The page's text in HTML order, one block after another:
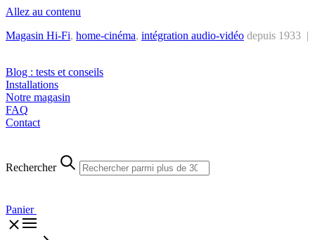
Allez au contenu
Magasin Hi-Fi, home-cinéma, intégration audio-vidéo depuis 1933 |
Blog : tests et conseils
Installations
Notre magasin
FAQ
Contact
Rechercher
Panier